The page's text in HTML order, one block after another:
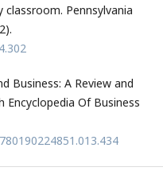
Pennsylvania
Business: A Review and
Encyclopedia Of Business